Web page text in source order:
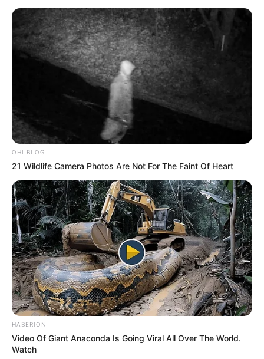
O jornalismo do JASB - Jornal dos Agentes de Saúde do Brasil
precisa de vocêpara continuar marcando ponto na vida da
categoria.Faça doação para o site. Sua colaboração é
fundamental para seguirmos combatendo o bom combate com a
independência que você conhece. A partir de qualquer valor, você
pode fazer a diferença. Muito Obrigado!Veja como doar aqui!
VEJA TAMBÉM
OHI BLOG
21 Wildlife Camera Photos Are Not For The Faint Of Heart
HABERION
Video Of Giant Anaconda Is Going Viral All Over The World.
Watch